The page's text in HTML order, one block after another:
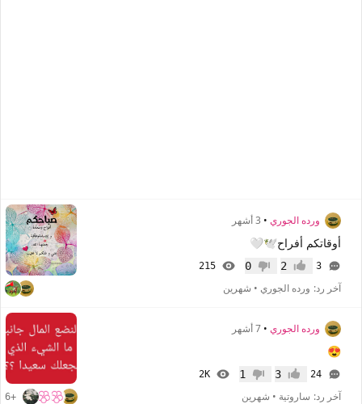
ورده الجوري • 3 أشهر
أوقاتكم أفراح🕊️🤍
3 إعجاب2 عدم إعجاب
0
215
آخر رد: ورده الجوري • شهرين
ورده الجوري • 7 أشهر
😍
24 إعجاب3 عدم إعجاب
1
2K
آخر رد: ساروتية • شهرين +6